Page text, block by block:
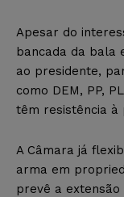
Apesar do
bancada da bala
ao presidente,
como DEM, PP,
têm resistência à
A Câmara já
arma em
prevê a